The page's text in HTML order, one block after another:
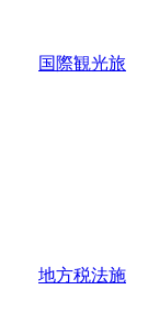
国際観光旅
地方税法施